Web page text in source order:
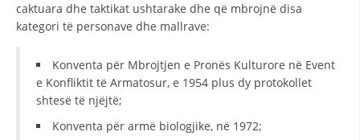
PROJEKTE
BASHKËPUNIM NDËRKOMBËTAR
caktuara dhe taktikat ushtarake dhe që mbrojnë disa
kategori të personave dhe mallrave:
Konventa për Mbrojtjen e Pronës Kulturore në Event
e Konfliktit të Armatosur, e 1954 plus dy protokollet
shtesë të njëjtë;
Konventa për armë biologjike, në 1972;